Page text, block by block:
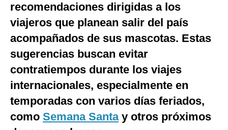
Tecnología
Club del Suscriptor
G de Gestión
Notas Contratadas
Podcast
recomendaciones dirigidas a los
viajeros que planean salir del país
acompañados de sus mascotas. Estas
sugerencias buscan evitar
contratiempos durante los viajes
internacionales, especialmente en
temporadas con varios días feriados,
como Semana Santay otros próximos